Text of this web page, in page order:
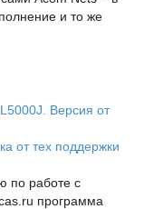
и то же
Версия от
от тех поддержки
по работе с
программа